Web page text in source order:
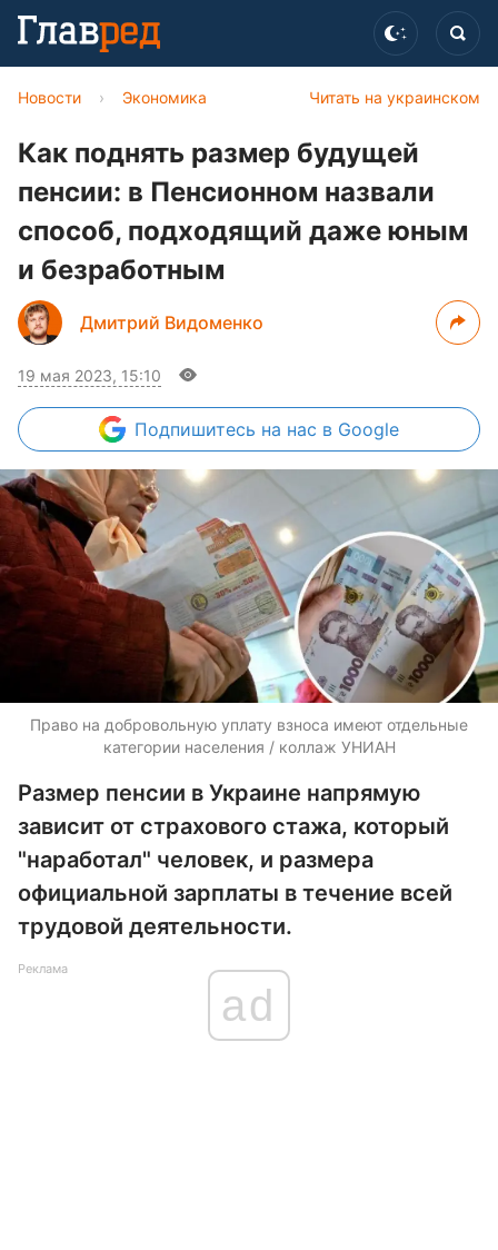
Читать на украинском
Новости › Экономика
Как поднять размер будущей
пенсии: в Пенсионном назвали
способ, подходящий даже юным
и безработным
Дмитрий Видоменко
19 мая 2023, 15:10
Подпишитесь на нас в Google
Право на добровольную уплату взноса имеют отдельные
категории населения / коллаж УНИАН
Размер пенсии в Украине напрямую
зависит от страхового стажа, который
"наработал" человек, и размера
официальной зарплаты в течение всей
трудовой деятельности.
Реклама
ad